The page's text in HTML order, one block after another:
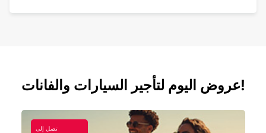
عروض اليوم لتأجير السيارات والفانات!
تصل إلى